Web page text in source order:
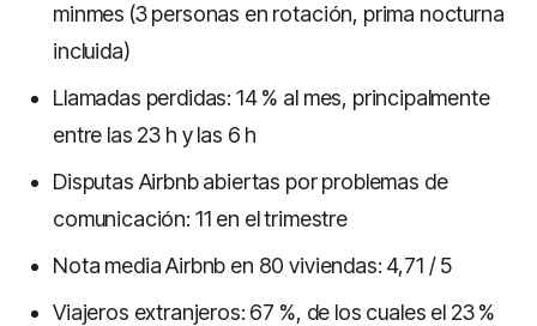
minmes (3 personas en rotación, prima nocturna
incluida)
Llamadas perdidas: 14 % al mes, principalmente
entre las 23 h y las 6 h
Disputas Airbnb abiertas por problemas de
comunicación: 11 en el trimestre
Nota media Airbnb en 80 viviendas: 4,71 / 5
Viajeros extranjeros: 67 %, de los cuales el 23 %